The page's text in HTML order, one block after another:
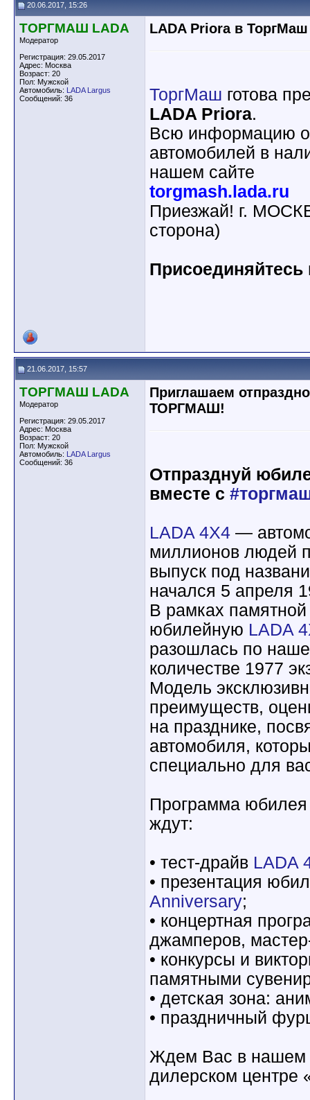
20.06.2017, 15:26
ТОРГМАШ LADA
Модератор
Регистрация: 29.05.2017
Адрес: Москва
Возраст: 20
Пол: Мужской
Автомобиль: LADA Largus
Сообщений: 36
LADA Priora в ТоргМаш
ТоргМаш готова
LADA Priora.
Всю информацию о
автомобилей в
нашем сайте
torgmash.lada.ru
Приезжай! г.
сторона)
Присоединяйтесь
21.06.2017, 15:57
ТОРГМАШ LADA
Модератор
Регистрация: 29.05.2017
Адрес: Москва
Возраст: 20
Пол: Мужской
Автомобиль: LADA Largus
Сообщений: 36
Приглашаем
ТОРГМАШ!
Отпразднуй
вместе с
LADA 4X4 —
миллионов людей
выпуск под
начался 5 апреля
В рамках
юбилейную LADA
разошлась по
количестве 1977
Модель
преимуществ,
на празднике,
автомобиля,
специально для
Программа
ждут:
• тест-драйв LADA
• презентация
Anniversary;
• концертная
джамперов,
• конкурсы и
памятными
• детская зона:
• праздничный
Ждем Вас в нашем
дилерском центре